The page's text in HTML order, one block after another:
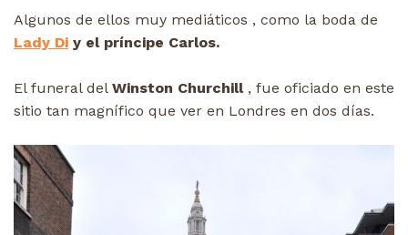
Algunos de ellos muy mediáticos , como la boda de
Lady Di y el príncipe Carlos.
El funeral del Winston Churchill, fue oficiado en este
sitio tan magnífico que ver en Londres en dos días.